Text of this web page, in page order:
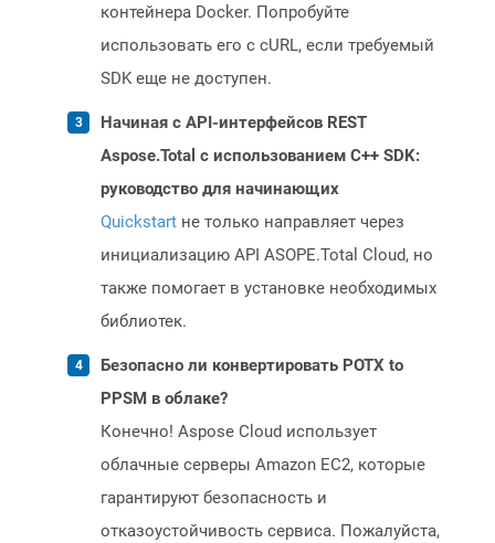
контейнера Docker. Попробуйте
использовать его с cURL, если требуемый
SDK еще не доступен.
Начиная с API-интерфейсов REST
Aspose.Total с использованием C++ SDK:
руководство для начинающих
Quickstart не только направляет через
инициализацию API ASOPE.Total Cloud, но
также помогает в установке необходимых
библиотек.
Безопасно ли конвертировать POTX to
PPSM в облаке?
Конечно! Aspose Cloud использует
облачные серверы Amazon EC2, которые
гарантируют безопасность и
отказоустойчивость сервиса. Пожалуйста,